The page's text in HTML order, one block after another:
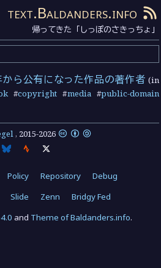
text.Baldanders.info
帰ってきた「しっぽのさきっちょ」
ら公有になった作品の著作者 (in
#copyright #media#public-domain
, 2015-2026
Policy Repository
Debug
Slide Zenn
Bridgy Fed
and Theme of Baldanders.info.